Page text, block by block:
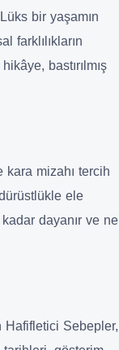
bir yaşamın
farklılıkların
bastırılmış
mizahı tercih
ele
dayanır ve ne
Hafifletici Sebepler,